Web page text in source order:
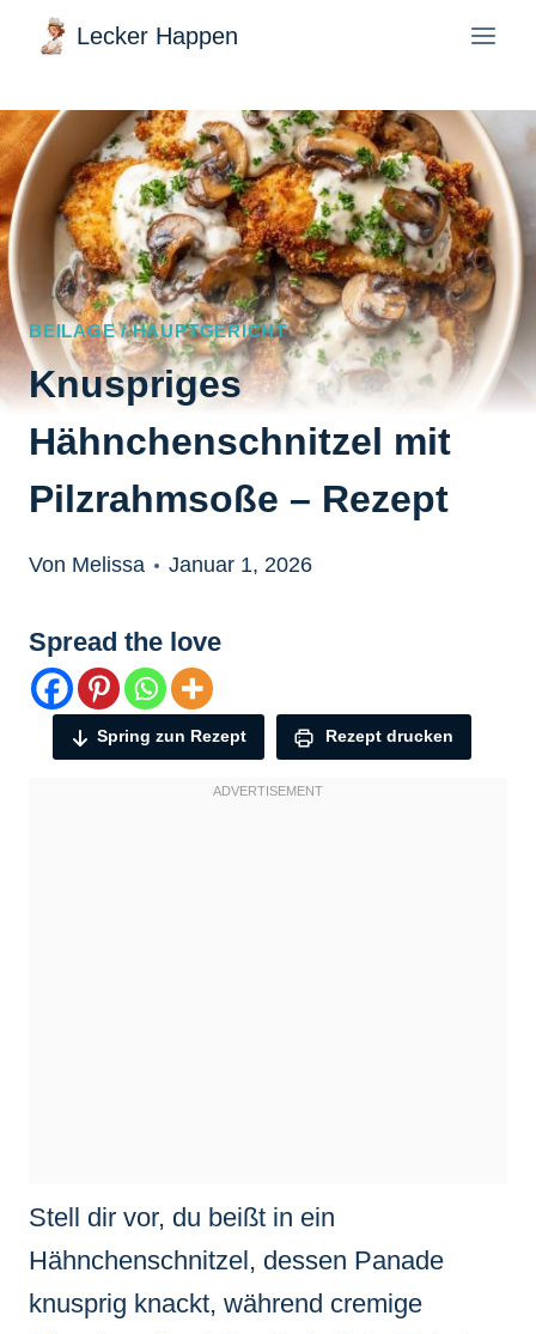
Zum
Inhalt
springen
Lecker Happen
BEILAGE / HAUPTGERICHT
Knuspriges
Hähnchenschnitzel mit
Pilzrahmsoße – Rezept
Von Melissa Januar 1, 2026
Spread the love
Spring zun Rezept Rezept drucken
Stell dir vor, du beißt in ein
Hähnchenschnitzel, dessen Panade
knusprig knackt, während cremige